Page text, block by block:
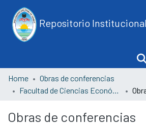
Repositorio Institucional
Home
Obras de conferencias
Facultad de Ciencias Económicas
Obras de conferencias